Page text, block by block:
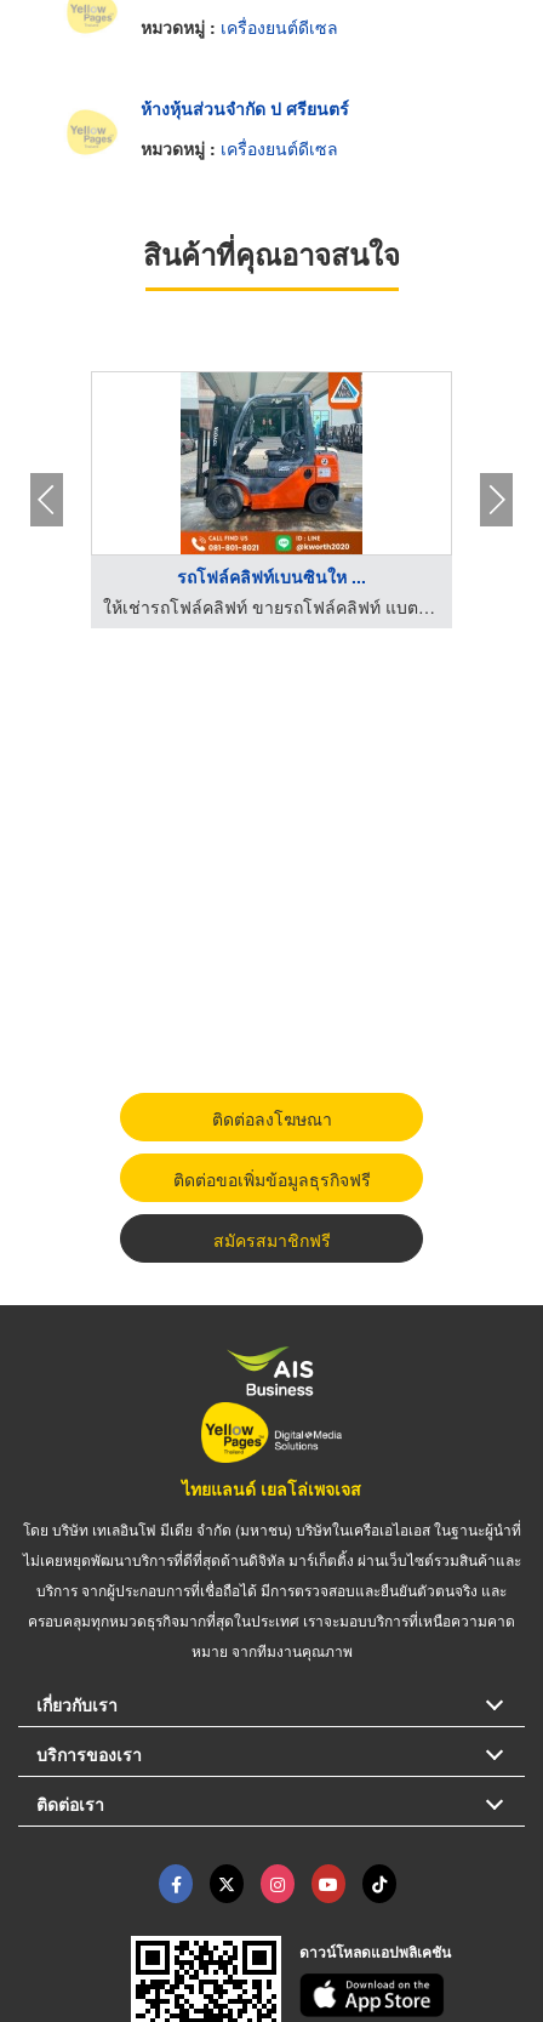
หมวดหมู่ : เครื่องยนต์ดีเซล
ห้างหุ้นส่วนจำกัด ป ศรียนตร์
หมวดหมู่ : เครื่องยนต์ดีเซล
สินค้าที่คุณอาจสนใจ
รถโฟล์คลิฟท์เบนซินให ...
ให้เช่ารถโฟล์คลิฟท์ ขายรถโฟล์คลิฟท์ แบตเตอรี่รถโฟล์คลิฟท์
ติดต่อลงโฆษณา
ติดต่อขอเพิ่มข้อมูลธุรกิจฟรี
สมัครสมาชิกฟรี
ไทยแลนด์ เยลโล่เพจเจส
โดย บริษัท เทเลอินโฟ มีเดีย จำกัด (มหาชน) บริษัทในเครือเอไอเอส ในฐานะผู้นำที่
ไม่เคยหยุดพัฒนาบริการที่ดีที่สุดด้านดิจิทัล มาร์เก็ตติ้ง ผ่านเว็บไซต์รวมสินค้าและ
บริการ จากผู้ประกอบการที่เชื่อถือได้ มีการตรวจสอบและยืนยันตัวตนจริง และ
ครอบคลุมทุกหมวดธุรกิจมากที่สุดในประเทศ เราจะมอบบริการที่เหนือความคาด
หมาย จากทีมงานคุณภาพ
เกี่ยวกับเรา
บริการของเรา
ติดต่อเรา
ดาวน์โหลดแอปพลิเคชัน